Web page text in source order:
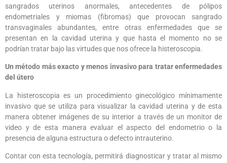
sangrados uterinos anormales, antecedentes de pólipos
endometriales y miomas (fibromas) que provocan sangrado
transvaginales abundantes, entre otras enfermedades que se
presentan en la cavidad uterina y que hasta el momento no se
podrían tratar bajo las virtudes que nos ofrece la histeroscopia.
Un método más exacto y menos invasivo para tratar enfermedades
del útero
La histeroscopia es un procedimiento ginecológico mínimamente
invasivo que se utiliza para visualizar la cavidad uterina y de esta
manera obtener imágenes de su interior a través de un monitor de
video y de esta manera evaluar el aspecto del endometrio o la
presencia de alguna estructura o defecto intrauterino.
Contar con esta tecnología, permitirá diagnosticar y tratar al mismo